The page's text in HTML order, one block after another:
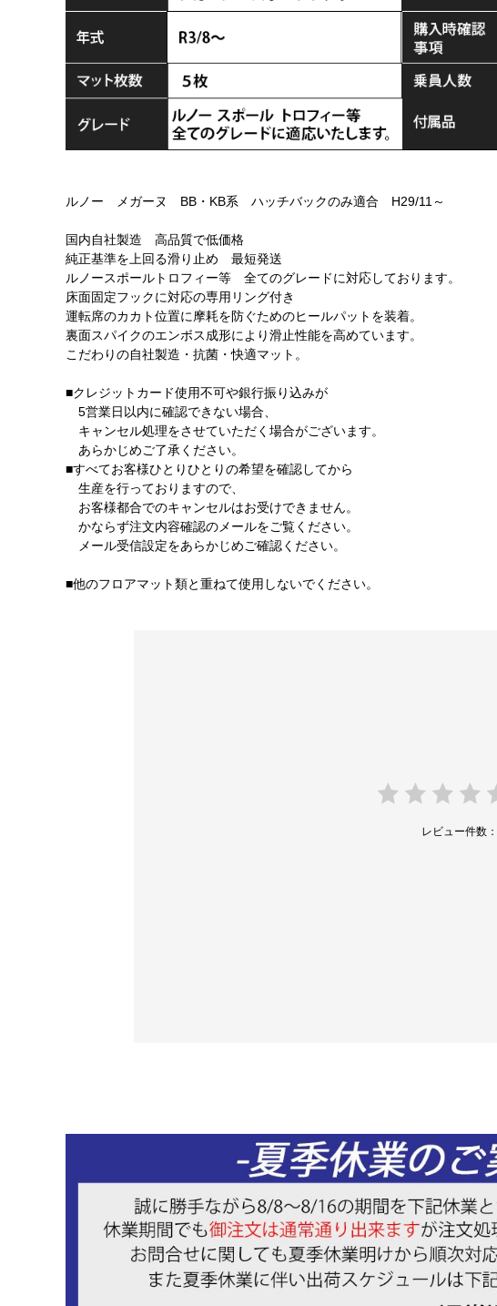
ルノー メガーヌ BB・KB系 ハッチバックのみ適合 H29/11～
国内自社製造 高品質で低価格
純正基準を上回る滑り止め 最短発送
ルノースポールトロフィー等 全てのグレードに対応しております。
床面固定フックに対応の専用リング付き
運転席のカカト位置に摩耗を防ぐためのヒールパットを装着。
裏面スパイクのエンボス成形により滑止性能を高めています。
こだわりの自社製造・抗菌・快適マット。
■クレジットカード使用不可や銀行振り込みが
5営業日以内に確認できない場合、
キャンセル処理をさせていただく場合がございます。
あらかじめご了承ください。
■すべてお客様ひとりひとりの希望を確認してから
生産を行っておりますので、
お客様都合でのキャンセルはお受けできません。
かならず注文内容確認のメールをご覧ください。
メール受信設定をあらかじめご確認ください。
■他のフロアマット類と重ねて使用しないでください。
レビュー件数：